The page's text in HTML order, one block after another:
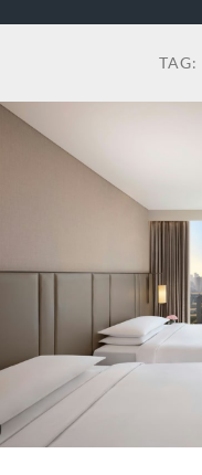
TAG: